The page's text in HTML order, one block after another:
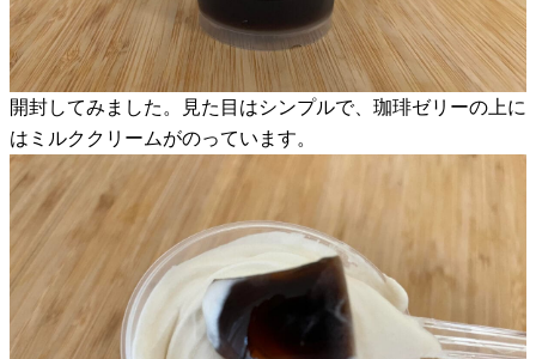
開封してみました。見た目はシンプルで、珈琲ゼリーの上に
はミルククリームがのっています。